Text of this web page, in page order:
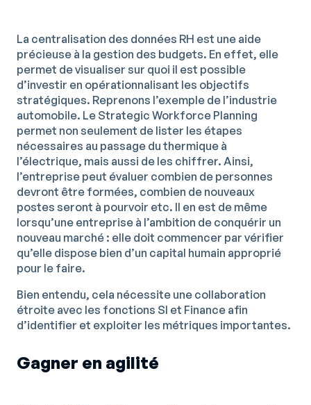
La centralisation des données RH est une aide
précieuse à la gestion des budgets. En effet, elle
permet de visualiser sur quoi il est possible
d’investir en opérationnalisant les objectifs
stratégiques. Reprenons l’exemple de l’industrie
automobile. Le Strategic Workforce Planning
permet non seulement de lister les étapes
nécessaires au passage du thermique à
l’électrique, mais aussi de les chiffrer. Ainsi,
l’entreprise peut évaluer combien de personnes
devront être formées, combien de nouveaux
postes seront à pourvoir etc. Il en est de même
lorsqu’une entreprise à l’ambition de conquérir un
nouveau marché : elle doit commencer par vérifier
qu’elle dispose bien d’un capital humain approprié
pour le faire.
Bien entendu, cela nécessite une collaboration
étroite avec les fonctions SI et Finance afin
d’identifier et exploiter les métriques importantes.
Gagner en agilité